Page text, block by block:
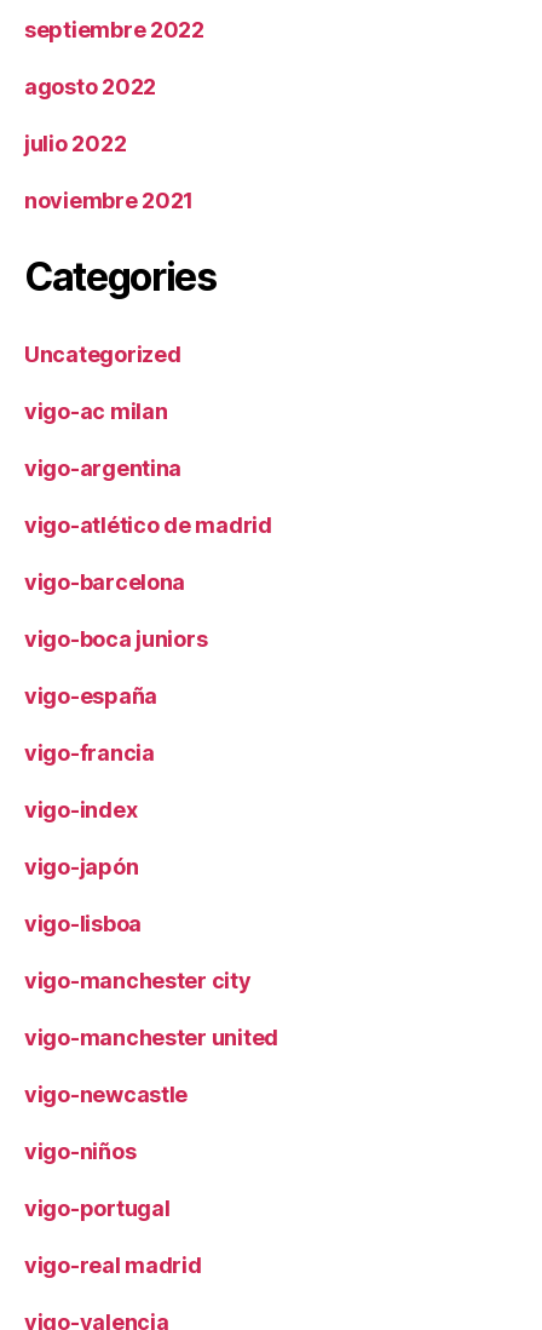
septiembre 2022
agosto 2022
julio 2022
noviembre 2021
Categories
Uncategorized
vigo-ac milan
vigo-argentina
vigo-atlético de madrid
vigo-barcelona
vigo-boca juniors
vigo-españa
vigo-francia
vigo-index
vigo-japón
vigo-lisboa
vigo-manchester city
vigo-manchester united
vigo-newcastle
vigo-niños
vigo-portugal
vigo-real madrid
vigo-valencia